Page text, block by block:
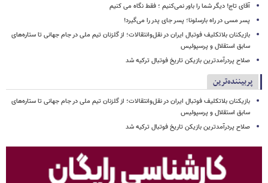
آقای تاج! دیگر شما را باور نمی‌کنیم ؛ فقط نگاه می کنیم
پسر مسی در راه بارسلونا؛ پسر جای پدر را می‌گیرد!
بازیکنان بلاتکلیف فوتبال ایران در نقل‌وانتقالات؛ از گلزنان تیم ملی در جام جهانی تا ستاره‌های
سابق استقلال و پرسپولیس
صلاح پردرآمدترین بازیکن تاریخ فوتبال ترکیه شد
پربیننده‌ترین
بازیکنان بلاتکلیف فوتبال ایران در نقل‌وانتقالات؛ از گلزنان تیم ملی در جام جهانی تا ستاره‌های
سابق استقلال و پرسپولیس
صلاح پردرآمدترین بازیکن تاریخ فوتبال ترکیه شد